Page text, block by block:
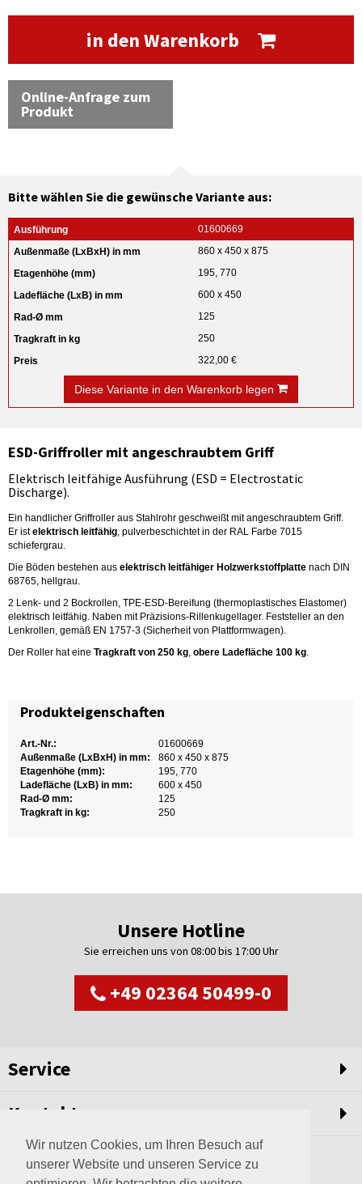
Wir nutzen Cookies, um Ihren Besuch auf
unserer Website und unseren Service zu
in den Warenkorb
Online-Anfrage zum
Produkt
Bitte wählen Sie die gewünsche Variante aus:
01600669
860 x 450 x 875
195, 770
600 x 450
125
250
322,00 €
Diese Variante in den Warenkorb legen
ESD-Griffroller mit angeschraubtem Griff
Elektrisch leitfähige Ausführung (ESD = Electrostatic
Discharge).
Ein handlicher Griffroller aus Stahlrohr geschweißt mit angeschraubtem Griff.
Er istelektrisch leitfähig, pulverbeschichtet in der RAL Farbe 7015
schiefergrau.
Die Böden bestehen aus elektrisch leitfähiger Holzwerkstoffplatte nach DIN
68765, hellgrau.
2 Lenk- und 2 Bockrollen, TPE-ESD-Bereifung (thermoplastisches Elastomer)
elektrisch leitfähig. Naben mit Präzisions-Rillenkugellager. Feststeller an den
Lenkrollen, gemäß EN 1757-3 (Sicherheit von Plattformwagen).
Der Roller hat eine Tragkraft von 250 kg, obere Ladefläche 100 kg.
Produkteigenschaften
Art.-Nr.:
01600669
Außenmaße (LxBxH) in mm:
860 x 450 x 875
Etagenhöhe (mm):
195, 770
Ladefläche (LxB) in mm:
600 x 450
Rad-Ø mm:
125
Tragkraft in kg:
250
Unsere Hotline
Sie erreichen uns von 08:00 bis 17:00 Uhr
+49 02364 50499-0
Service
Kontakt